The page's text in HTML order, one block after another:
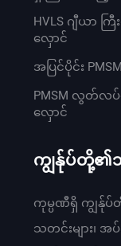
HVLS ဂျီယာ က
လှောင်
အပြင်ပိုင်း
PMSM လွတ်လ
လှောင်
ကျွန်ုပ်တို့၏သ
ကုမ္ပဏီရှိ ကျွန်ု
သတင်းများ၊ အ